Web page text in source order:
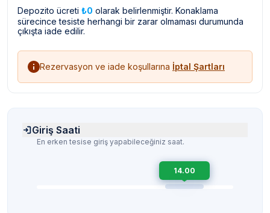
Depozito ücreti ₺0 olarak belirlenmiştir. Konaklama
sürecince tesiste herhangi bir zarar olmaması durumunda
çıkışta iade edilir.
Rezervasyon ve iade koşullarına İptal Şartları
Giriş Saati
En erken tesise giriş yapabileceğiniz saat.
14.00